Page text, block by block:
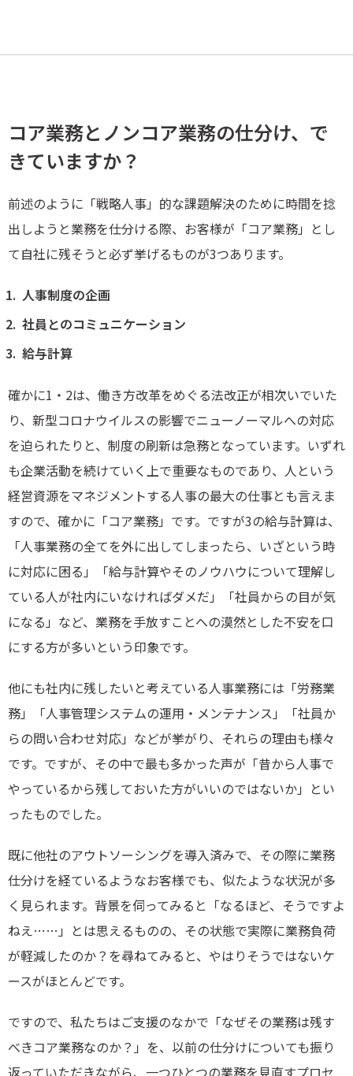
コア業務とノンコア業務の仕分け、で
きていますか？
前述のように「戦略人事」的な課題解決のために時間を捻
出しようと業務を仕分ける際、お客様が「コア業務」とし
て自社に残そうと必ず挙げるものが3つあります。
人事制度の企画
社員とのコミュニケーション
給与計算
確かに1・2は、働き方改革をめぐる法改正が相次いでいた
り、新型コロナウイルスの影響でニューノーマルへの対応
を迫られたりと、制度の刷新は急務となっています。いずれ
も企業活動を続けていく上で重要なものであり、人という
経営資源をマネジメントする人事の最大の仕事とも言えま
すので、確かに「コア業務」です。ですが3の給与計算は、
「人事業務の全てを外に出してしまったら、いざという時
に対応に困る」「給与計算やそのノウハウについて理解し
ている人が社内にいなければダメだ」「社員からの目が気
になる」など、業務を手放すことへの漠然とした不安を口
にする方が多いという印象です。
他にも社内に残したいと考えている人事業務には「労務業
務」「人事管理システムの運用・メンテナンス」「社員か
らの問い合わせ対応」などが挙がり、それらの理由も様々
です。ですが、その中で最も多かった声が「昔から人事で
やっているから残しておいた方がいいのではないか」とい
ったものでした。
既に他社のアウトソーシングを導入済みで、その際に業務
仕分けを経ているようなお客様でも、似たような状況が多
く見られます。背景を伺ってみると「なるほど、そうですよ
ねえ……」とは思えるものの、その状態で実際に業務負荷
が軽減したのか？を尋ねてみると、やはりそうではないケ
ースがほとんどです。
ですので、私たちはご支援のなかで「なぜその業務は残す
べきコア業務なのか？」を、以前の仕分けについても振り